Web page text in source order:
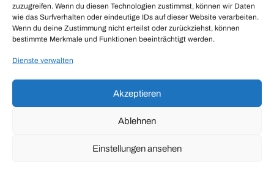
zuzugreifen. Wenn du diesen Technologien zustimmst, können wir Daten
wie das Surfverhalten oder eindeutige IDs auf dieser Website verarbeiten.
Wenn du deine Zustimmung nicht erteilst oder zurückziehst, können
bestimmte Merkmale und Funktionen beeinträchtigt werden.
Dienste verwalten
Akzeptieren
Ablehnen
Einstellungen ansehen